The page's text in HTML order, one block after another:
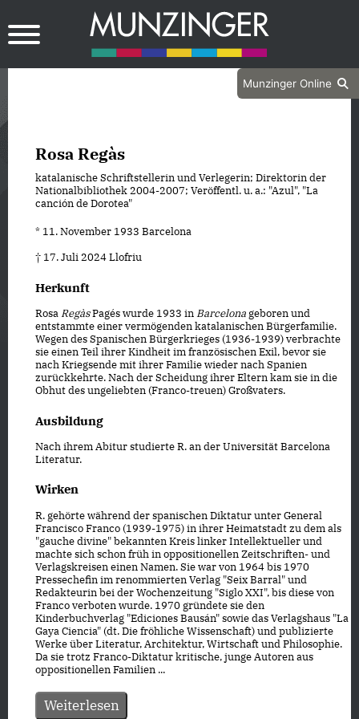
Munzinger Online
Rosa Regàs
katalanische Schriftstellerin und Verlegerin; Direktorin der
Nationalbibliothek 2004-2007; Veröffentl. u. a.: "Azul", "La
canción de Dorotea"
* 11. November 1933 Barcelona
† 17. Juli 2024 Llofriu
Herkunft
RosaRegàsPagés wurde 1933 inBarcelona geboren und
entstammte einer vermögenden katalanischen Bürgerfamilie.
Wegen des Spanischen Bürgerkrieges (1936-1939) verbrachte
sie einen Teil ihrer Kindheit im französischen Exil, bevor sie
nach Kriegsende mit ihrer Familie wieder nach Spanien
zurückkehrte. Nach der Scheidung ihrer Eltern kam sie in die
Obhut des ungeliebten (Franco-treuen) Großvaters.
Ausbildung
Nach ihrem Abitur studierte R. an der Universität Barcelona
Literatur.
Wirken
R. gehörte während der spanischen Diktatur unter General
Francisco Franco (1939-1975) in ihrer Heimatstadt zu dem als
"gauche divine" bekannten Kreis linker Intellektueller und
machte sich schon früh in oppositionellen Zeitschriften- und
Verlagskreisen einen Namen. Sie war von 1964 bis 1970
Pressechefin im renommierten Verlag "Seix Barral" und
Redakteurin bei der Wochenzeitung "Siglo XXI", bis diese von
Franco verboten wurde. 1970 gründete sie den
Kinderbuchverlag "Ediciones Bausán" sowie das Verlagshaus "La
Gaya Ciencia" (dt. Die fröhliche Wissenschaft) und publizierte
Werke über Literatur, Architektur, Wirtschaft und Philosophie.
Da sie trotz Franco-Diktatur kritische, junge Autoren aus
oppositionellen Familien ...
Weiterlesen